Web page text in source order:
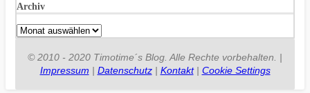
Archiv
Archiv
© 2010 - 2020 Timotime´s Blog. Alle Rechte vorbehalten. |
Impressum | Datenschutz| Kontakt| Cookie Settings